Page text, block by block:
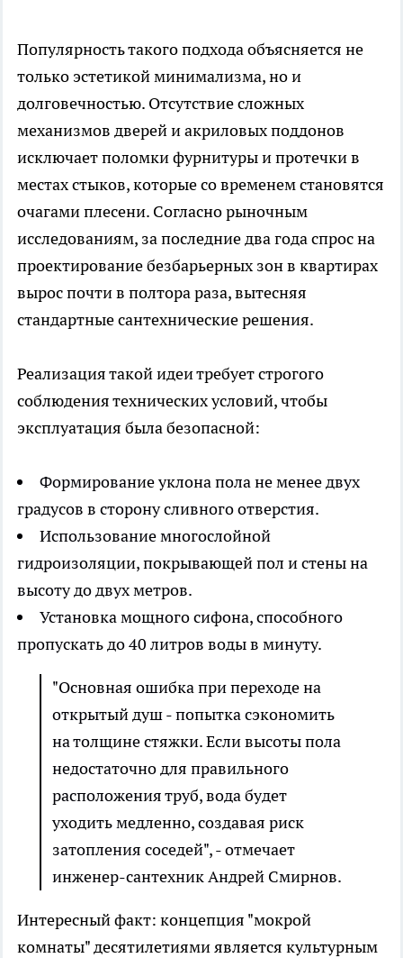
Популярность такого подхода объясняется не
только эстетикой минимализма, но и
долговечностью. Отсутствие сложных
механизмов дверей и акриловых поддонов
исключает поломки фурнитуры и протечки в
местах стыков, которые со временем становятся
очагами плесени. Согласно рыночным
исследованиям, за последние два года спрос на
проектирование безбарьерных зон в квартирах
вырос почти в полтора раза, вытесняя
стандартные сантехнические решения.
Реализация такой идеи требует строгого
соблюдения технических условий, чтобы
эксплуатация была безопасной:
Формирование уклона пола не менее двух
градусов в сторону сливного отверстия.
Использование многослойной
гидроизоляции, покрывающей пол и стены на
высоту до двух метров.
Установка мощного сифона, способного
пропускать до 40 литров воды в минуту.
"Основная ошибка при переходе на
открытый душ - попытка сэкономить
на толщине стяжки. Если высоты пола
недостаточно для правильного
расположения труб, вода будет
уходить медленно, создавая риск
затопления соседей", - отмечает
инженер-сантехник Андрей Смирнов.
Интересный факт: концепция "мокрой
комнаты" десятилетиями является культурным